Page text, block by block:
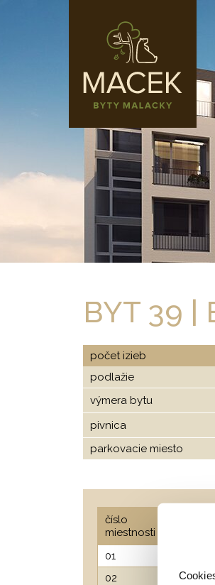
BYT 39 |
počet izieb
podlažie
výmera bytu
pivnica
parkovacie miesto
číslo
miestnosti
01
02
kúpeľňa